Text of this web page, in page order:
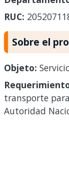
RUC:
Sobre el
Objeto:
transporte
Autoridad